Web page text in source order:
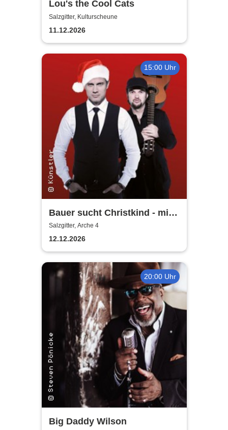
Lou's the Cool Cats
Salzgitter, Kulturscheune
11.12.2026
15:00 Uhr
Bauer sucht Christkind - mit
Ralf Bauer & Pat Fritz
Salzgitter, Arche 4
12.12.2026
20:00 Uhr
Big Daddy Wilson